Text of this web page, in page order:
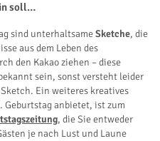
soll…
sind unterhaltsameSketche, die
aus dem Leben des
den Kakao ziehen – diese
sein, sonst versteht leider
Ein weiteres kreatives
Geburtstag anbietet, ist zum
, die Sie entweder
je nach Lust und Laune